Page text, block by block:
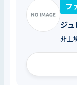
フ
ジ
非上